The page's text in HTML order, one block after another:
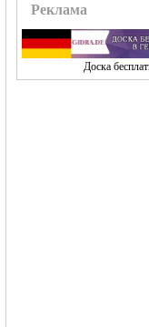
Реклама
Доска